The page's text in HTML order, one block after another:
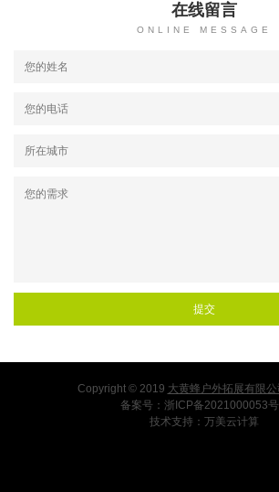
在线留言
ONLINE MESSAGE
Copyright © 2019 大黄蜂户外拓展有限公
备案号： 浙ICP备2021000053
技术支持： 万美云计算